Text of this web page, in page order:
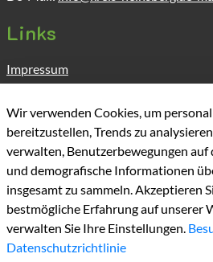
Links
Impressum
Datenschutz
Barrierefreiheit
Kontakt
Cookie-Richtlinie
Homepage
Wir verwenden Cookies, um
bereitzustellen, Trends zu
verwalten, Benutzerbewegungen auf
und demografische Informationen
insgesamt zu sammeln. Akzeptieren
bestmögliche Erfahrung auf unserer
verwalten Sie Ihre Einstellungen.
Datenschutzrichtlinie